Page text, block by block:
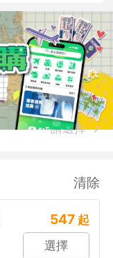
請選擇
清除
547 起
選擇